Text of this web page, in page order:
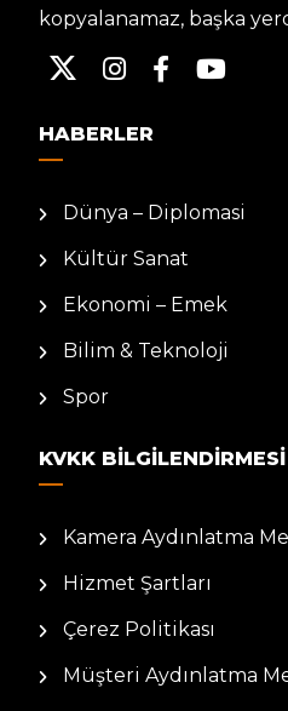
kopyalanamaz, başka
HABERLER
Dünya – Diplomasi
Kültür Sanat
Ekonomi – Emek
Bilim & Teknoloji
Spor
KVKK BILGILENDIRMESI
Kamera Aydınlatma
Hizmet Şartları
Çerez Politikası
Müşteri Aydınlatma